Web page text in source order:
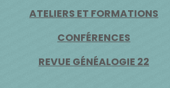
ATELIERS ET FORMATIONS
CONFÉRENCES
REVUE GÉNÉALOGIE 22